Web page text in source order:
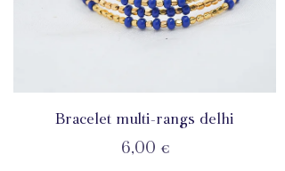
Bracelet multi-rangs delhi
Prix
6,00 €